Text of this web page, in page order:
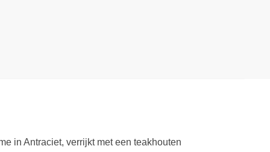
in Antraciet, verrijkt met een teakhouten